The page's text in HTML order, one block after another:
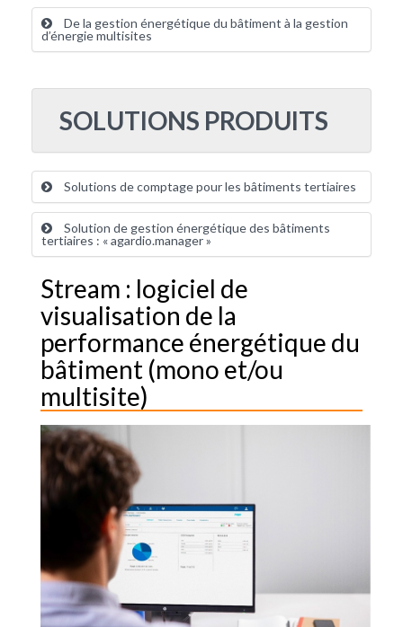
De la gestion énergétique du bâtiment à la gestion
d’énergie multisites
SOLUTIONS PRODUITS
Solutions de comptage pour les bâtiments tertiaires
Solution de gestion énergétique des bâtiments
tertiaires : « agardio.manager »
Stream : logiciel de
visualisation de la
performance énergétique du
bâtiment (mono et/ou
multisite)